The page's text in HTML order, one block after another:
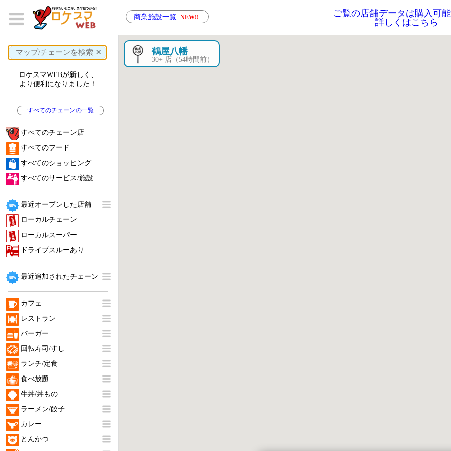
商業施設一覧 NEW!!
ご覧の店舗データは購入可能
― 詳しくはこちら―
× 鶴屋八幡
30+ 店（54時間前）